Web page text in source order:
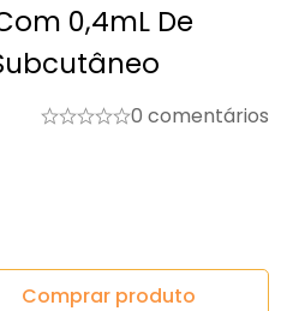
0,4mL De
0 comentários
Comprar produto